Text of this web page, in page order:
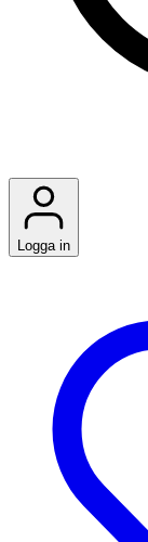
Logga in